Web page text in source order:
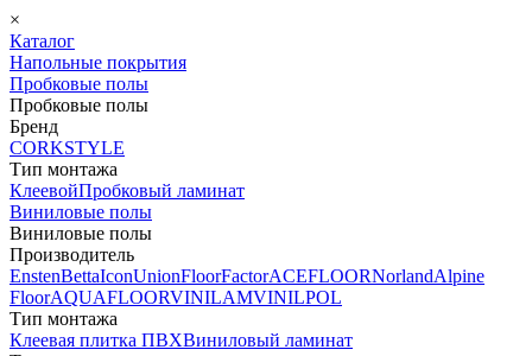
×
Каталог
Напольные покрытия
Пробковые полы
Пробковые полы
Бренд
CORKSTYLE
Тип монтажа
КлеевойПробковый ламинат
Виниловые полы
Виниловые полы
Производитель
EnstenBettaIconUnionFloorFactorACEFLOORNorlandAlpine
FloorAQUAFLOORVINILAMVINILPOL
Тип монтажа
Клеевая плитка ПВХВиниловый ламинат